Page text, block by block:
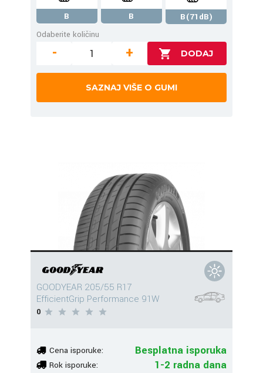
B B
B(71dB)
Odaberite količinu
- +
SAZNAJ VIŠE O GUMI
GOODYEAR 205/55 R17
EfficientGrip Performance 91W
0
Cena isporuke: Besplatna isporuka
Rok isporuke: 1-2 radna dana